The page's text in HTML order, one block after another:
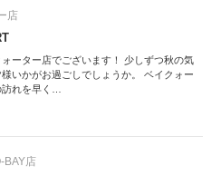
店
ーター店でございます！ 少しずつ秋の気
いかがお過ごしでしょうか。 ベイクォー
れを早く…
BAY店